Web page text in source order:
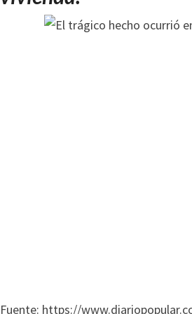
Fuente: https://